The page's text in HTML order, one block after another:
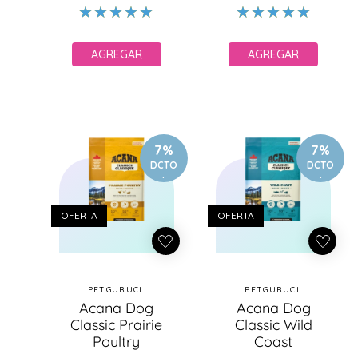
AGREGAR AGREGAR
7%
DCTO
.
OFERTA
Proveedor:
PETGURUCL
Acana Dog
Classic Prairie
Poultry
7%
DCTO
.
OFERTA
Proveedor:
PETGURUCL
Acana Dog
Classic Wild
Coast